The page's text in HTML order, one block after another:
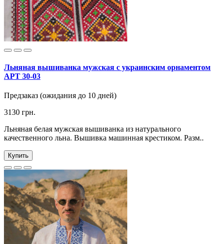
Льняная вышиванка мужская с украинским орнаментом
АРТ 30-03
Предзаказ (ожидания до 10 дней)
3130 грн.
Льняная белая мужская вышиванка из натурального
качественного льна. Вышивка машинная крестиком. Разм..
Купить